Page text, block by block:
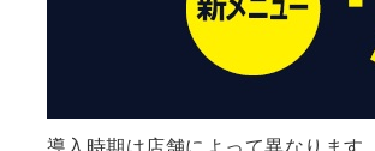
導入時期は店舗によって異なります。